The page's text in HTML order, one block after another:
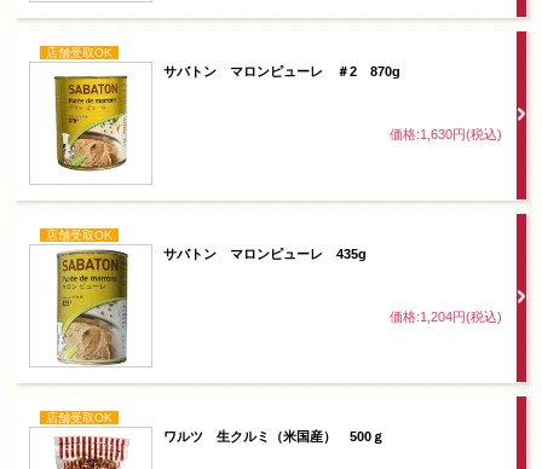
店舗受取OK
サバトン マロンピューレ ＃2 870g
価格:1,630円(税込)
店舗受取OK
サバトン マロンピューレ 435g
価格:1,204円(税込)
店舗受取OK
ワルツ 生クルミ（米国産） 500ｇ